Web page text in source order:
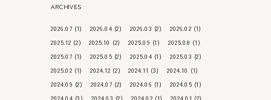
ARCHIVES
2026.07 (1) 2026.04 (2) 2026.03 (2) 2026.02 (1)
2025.12 (2) 2025.10 (2) 2025.09 (1) 2025.08 (1)
2025.07 (1) 2025.05 (2) 2025.04 (1) 2025.03 (2)
2025.02 (1) 2024.12 (2) 2024.11 (3) 2024.10 (1)
2024.09 (2) 2024.07 (2) 2024.06 (1) 2024.05 (1)
2024.04 (3) 2024.03 (2) 2024.02 (1) 2024.01 (2)